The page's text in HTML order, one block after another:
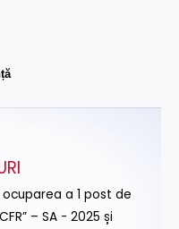
a 1 post de
– SA - 2025 și